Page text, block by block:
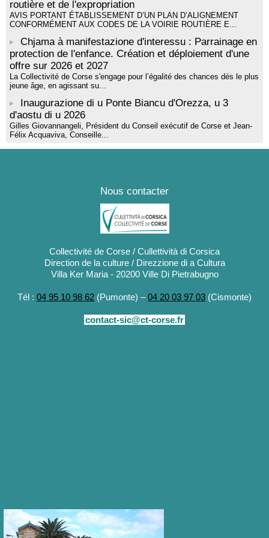
routière et de l'expropriation
AVIS PORTANT ÉTABLISSEMENT D’UN PLAN D’ALIGNEMENT
CONFORMÉMENT AUX CODES DE LA VOIRIE ROUTIÈRE E...
Chjama à manifestazione d'interessu : Parrainage en
protection de l'enfance. Création et déploiement d'une
offre sur 2026 et 2027
La Collectivité de Corse s'engage pour l’égalité des chances dès le plus
jeune âge, en agissant su...
Inaugurazione di u Ponte Biancu d'Orezza, u 3
d'aostu di u 2026
Gilles Giovannangeli, Président du Conseil exécutif de Corse et Jean-
Félix Acquaviva, Conseille...
Nous contacter
Collectivité de Corse / Cullettività di Corsica
Direction de la culture / Direzzione di a Cultura
Villa Ker Maria - 20200 Ville Di Pietrabugno
Tél : 04 95 10 98 62 (Pumonte) –04 20 03 97 03 (Cismonte)
contact-sic@ct-corse.fr